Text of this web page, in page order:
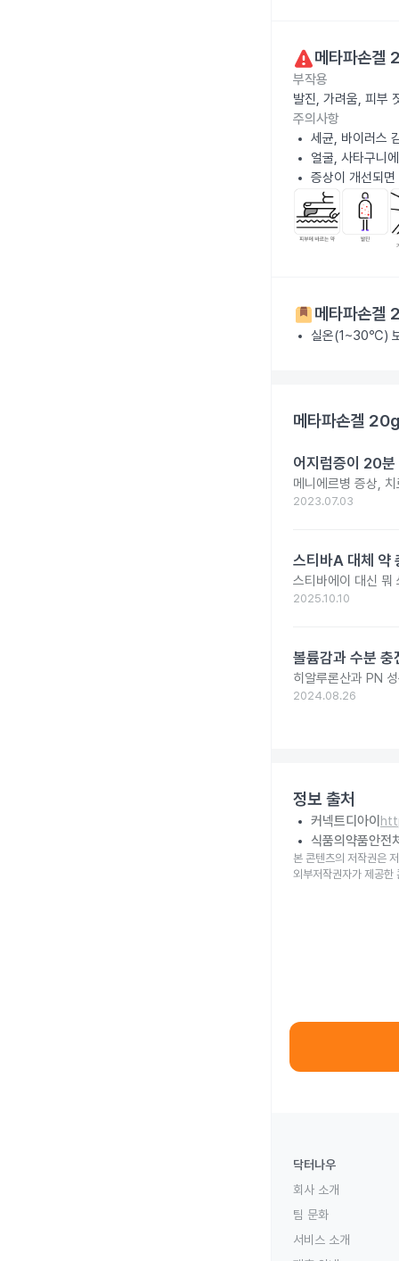
메타파손겔
부작용
발진, 가려움, 피부
주의사항
세균, 바이러스
얼굴, 사타구니
증상이 개선되
메타파손겔
실온(1~30℃)
메타파손겔
어지럼증이 20분
메니에르병 증상,
2023.07.03
스티바A 대체 약
스티바에이 대신 뭐
2025.10.10
볼륨감과 수분
히알루론산과 PN
2024.08.26
정보 출처
커넥트디아이
식품의약품안전
본 콘텐츠의 저작권은
외부저작권자가 제공한
닥터나우
회사 소개
팀 문화
서비스 소개